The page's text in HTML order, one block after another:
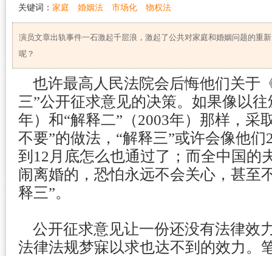
关键词： 家庭 婚姻法 市场化 物权法
演员文章出轨事件一石激起千层浪，激起了公共对家庭和婚姻问题的重
呢？
也许最高人民法院会后悔他们关于
三”公开征求意见的决策。如果像以往
年）和“解释二”（2003年）那样，采
不要”的做法，“解释三”或许会像他
到12月底怎么也通过了；而全中国的
闹离婚的，恐怕永远不会关心，甚至
释三”。
公开征求意见让一份还没有法律效
法律法规梦寐以求也达不到的效力。